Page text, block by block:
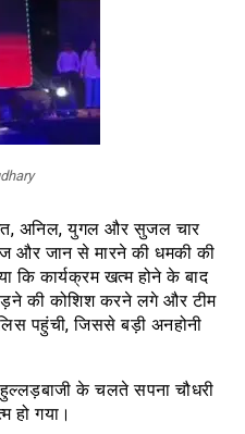
अनिल, युगल और सुजल चार
और जान से मारने की धमकी की
कि कार्यक्रम खत्म होने के बाद
की कोशिश करने लगे और टीम
पहुंची, जिससे बड़ी अनहोनी
के चलते सपना चौधरी
हो गया।